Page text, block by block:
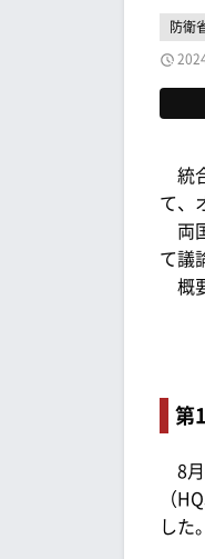
防衛
統
て、
両
て議
概
第
8
（
した。